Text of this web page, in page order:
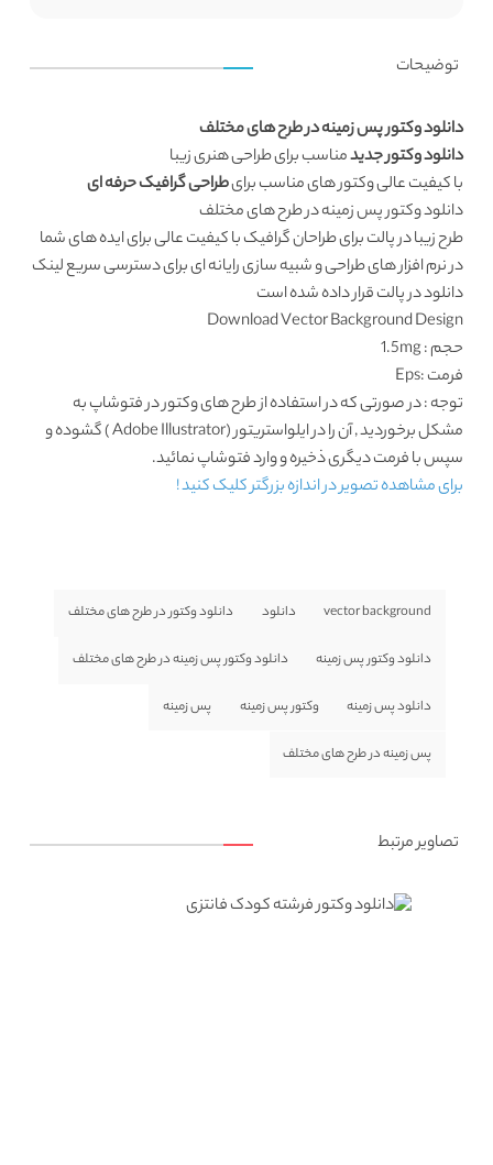
توضیحات
دانلود وکتور پس زمینه در طرح های مختلف
دانلود وکتور جدیدمناسب برای طراحی هنری زیبا
با کیفیت عالی وکتور های مناسب برایطراحی گرافیک حرفه ای
دانلود وکتور پس زمینه در طرح های مختلف
طرح زیبا در پالت برای طراحان گرافیک با کیفیت عالی برای ایده های شما
در نرم افزار های طراحی و شبیه سازی رایانه ای برای دسترسی سریع لینک
دانلود در پالت قرار داده شده است
Download Vector Background Design
حجم : 1.5mg
فرمت :Eps
توجه : در صورتی که در استفاده از طرح های وکتور در فتوشاپ به
مشکل برخوردید , آن را در ایلواستریتور (Adobe Illustrator ) گشوده و
سپس با فرمت دیگری ذخیره و وارد فتوشاپ نمائید.
برای مشاهده تصویر در اندازه بزرگتر کلیک کنید !
vector background دانلود دانلود وکتور در طرح های مختلف
دانلود وکتور پس زمینه دانلود وکتور پس زمینه در طرح های مختلف
دانلود پس زمینه وکتور پس زمینه پس زمینه
پس زمینه در طرح های مختلف
تصاویر مرتبط